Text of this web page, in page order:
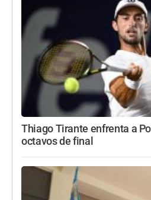
Thiago Tirante enfrenta a
octavos de final